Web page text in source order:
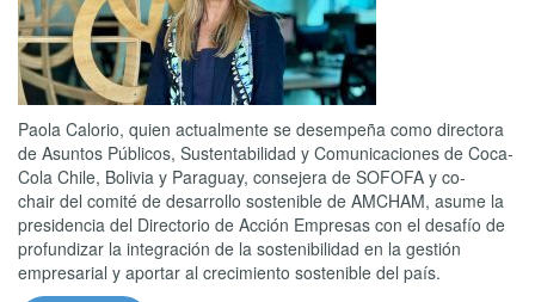
Paola Calorio, quien actualmente se desempeña como directora
de Asuntos Públicos, Sustentabilidad y Comunicaciones de Coca-
Cola Chile, Bolivia y Paraguay, consejera de SOFOFA y co-
chair del comité de desarrollo sostenible de AMCHAM, asume la
presidencia del Directorio de Acción Empresas con el desafío de
profundizar la integración de la sostenibilidad en la gestión
empresarial y aportar al crecimiento sostenible del país.